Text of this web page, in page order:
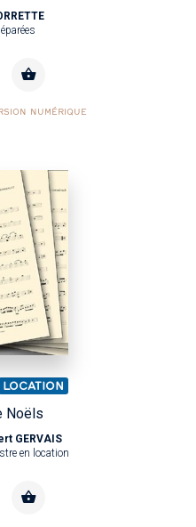
NUMÉRIQUE
LOCATION
Noëls
GERVAIS
en location